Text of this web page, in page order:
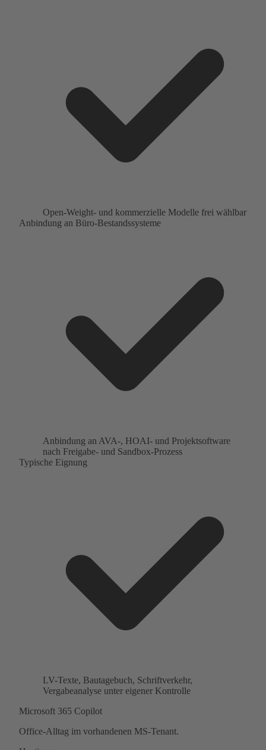
Open-Weight- und kommerzielle Modelle frei wählbar
Anbindung an Büro-Bestandssysteme
Anbindung an AVA-, HOAI- und Projektsoftware
nach Freigabe- und Sandbox-Prozess
Typische Eignung
LV-Texte, Bautagebuch, Schriftverkehr,
Vergabeanalyse unter eigener Kontrolle
Microsoft 365 Copilot
Office-Alltag im vorhandenen MS-Tenant.